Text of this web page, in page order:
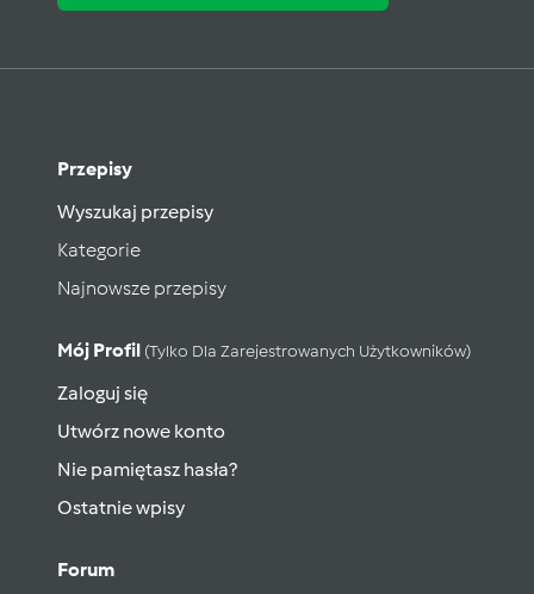
Przepisy
Wyszukaj przepisy
Kategorie
Najnowsze przepisy
Mój Profil (tylko Dla Zarejestrowanych Użytkowników)
Zaloguj się
Utwórz nowe konto
Nie pamiętasz hasła?
Ostatnie wpisy
Forum